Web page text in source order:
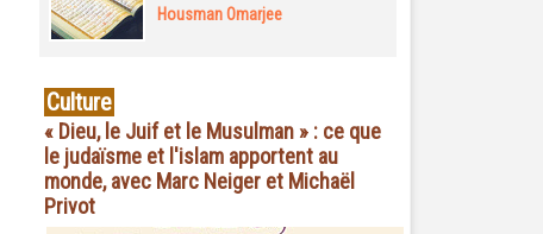
Housman Omarjee
Culture
« Dieu, le Juif et le Musulman » : ce que
le judaïsme et l'islam apportent au
monde, avec Marc Neiger et Michaël
Privot